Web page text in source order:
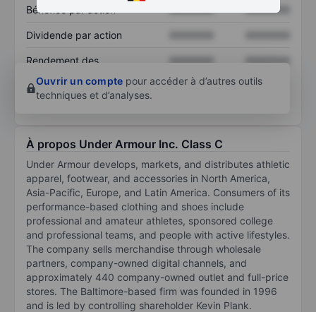
Bénéfice par action XXXXXXX
Dividende par action
Rendement des
XXXXXXX
XXXXXXX
Ouvrir un compte pour accéder à d’autres outils
techniques et d’analyses.
À propos Under Armour Inc. Class C
Under Armour develops, markets, and distributes athletic
apparel, footwear, and accessories in North America,
Asia-Pacific, Europe, and Latin America. Consumers of its
performance-based clothing and shoes include
professional and amateur athletes, sponsored college
and professional teams, and people with active lifestyles.
The company sells merchandise through wholesale
partners, company-owned digital channels, and
approximately 440 company-owned outlet and full-price
stores. The Baltimore-based firm was founded in 1996
and is led by controlling shareholder Kevin Plank.